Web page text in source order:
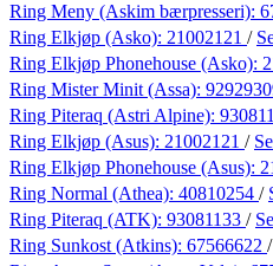
Ring Meny (Askim bærpresseri):
Ring Elkjøp (Asko): 21002121 /
Ring Elkjøp Phonehouse (Asko):
Ring Mister Minit (Assa):
Ring Piteraq (Astri Alpine):
Ring Elkjøp (Asus): 21002121 /
Ring Elkjøp Phonehouse (Asus):
Ring Normal (Athea): 40810254 /
Ring Piteraq (ATK): 93081133 /
Ring Sunkost (Atkins): 67566622 /